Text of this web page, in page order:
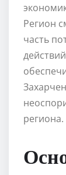
Регион
часть
региона.